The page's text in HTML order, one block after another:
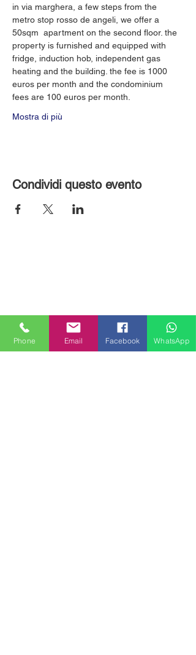
in via marghera, a few steps from the
metro stop rosso de angeli, we offer a
50sqm  apartment on the second floor. the
property is furnished and equipped with
fridge, induction hob, independent gas
heating and the building. the fee is 1000
euros per month and the condominium
fees are 100 euros per month.
Mostra di più
Condividi questo evento
Phone Email Facebook WhatsApp